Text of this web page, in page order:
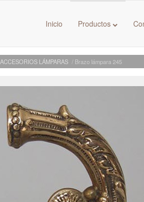
Inicio Productos
ACCESORIOS LÁMPARAS / Brazo lámpara 245